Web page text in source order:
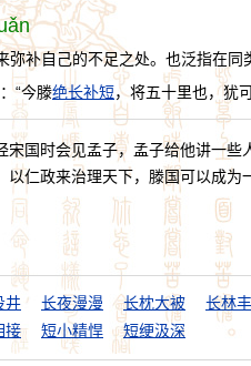
弥补自己的不足之处。也泛指在
“今滕绝长补短，将五十里也，犹
宋国时会见孟子，孟子给他讲一
以仁政来治理天下，滕国可以成
井 长夜漫漫 长枕大被
长林
接 短小精悍 短绠汲深